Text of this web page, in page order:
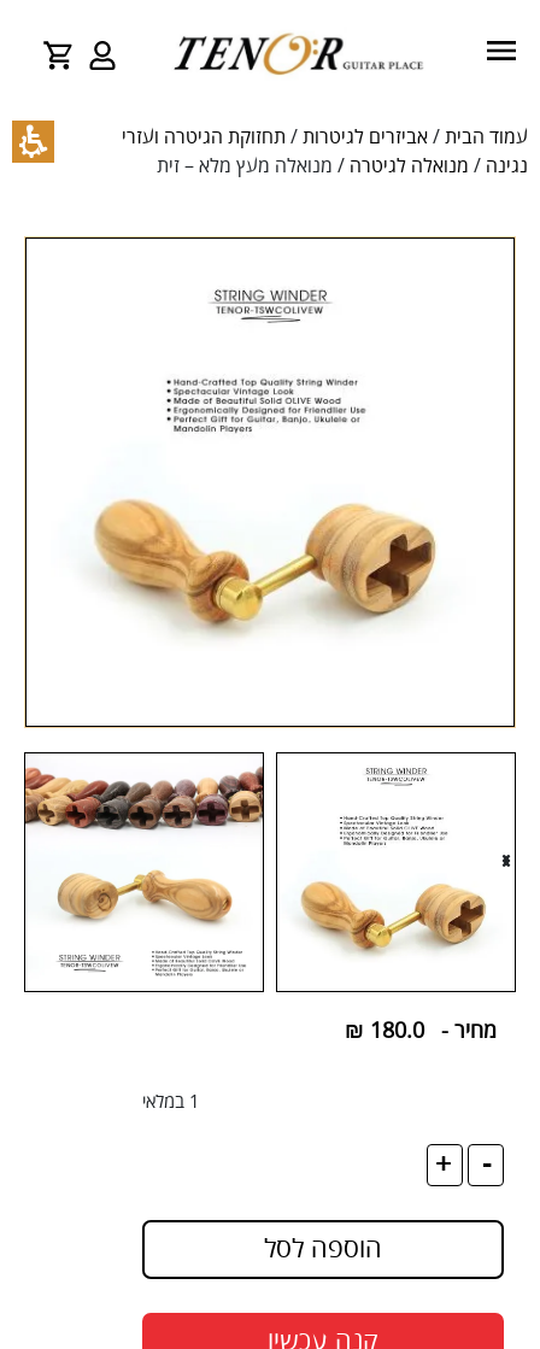
עמוד הבית / אביזרים לגיטרות / תחזוקת הגיטרה ועזרי
נגינה / מנואלה לגיטרה / מנואלה מעץ מלא – זית
מחיר - ₪ 180.0
1 במלאי
-
+
הוספה לסל